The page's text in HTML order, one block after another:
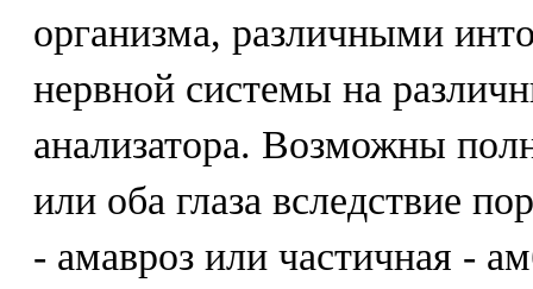
организма, различными
нервной системы на
анализатора. Возможны
или оба глаза вследствие
- амавроз или частичная -